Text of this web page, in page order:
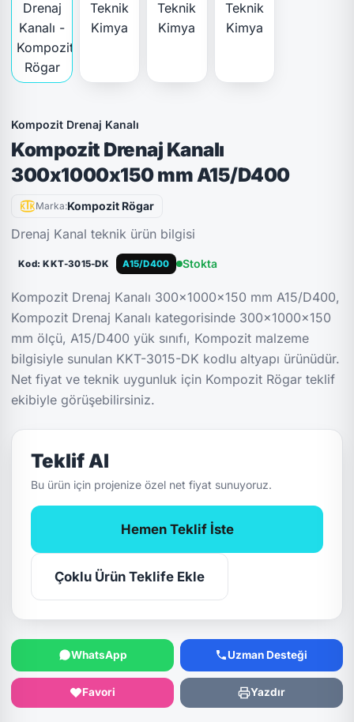
Kompozit Drenaj Kanalı
Kompozit Drenaj Kanalı
300x1000x150 mm A15/D400
Marka:Kompozit Rögar
Drenaj Kanal teknik ürün bilgisi
Kod: KKT-3015-DK A15/D400 Stokta
Kompozit Drenaj Kanalı 300x1000x150 mm A15/D400,
Kompozit Drenaj Kanalı kategorisinde 300x1000x150
mm ölçü, A15/D400 yük sınıfı, Kompozit malzeme
bilgisiyle sunulan KKT-3015-DK kodlu altyapı ürünüdür.
Net fiyat ve teknik uygunluk için Kompozit Rögar teklif
ekibiyle görüşebilirsiniz.
Teklif Al
Bu ürün için projenize özel net fiyat sunuyoruz.
Hemen Teklif İste
Çoklu Ürün Teklife Ekle
WhatsApp Uzman Desteği
Favori Yazdır